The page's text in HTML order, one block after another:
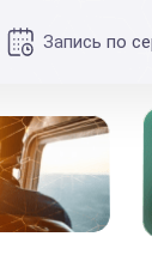
Запись по